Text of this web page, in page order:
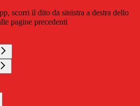
scorri il dito da sinistra a destra dello
pagine precedenti